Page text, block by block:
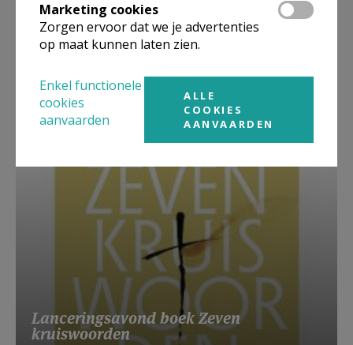
Beroepsvereniging Zorgpastores
Lanceringsavond boek Zeven
kruiswoorden
Marketing cookies
Zorgen ervoor dat we je advertenties
op maat kunnen laten zien.
Enkel functionele
cookies
aanvaarden
ALLE
COOKIES
AANVAARDEN